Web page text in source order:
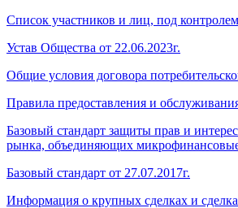
Список участников и лиц, под
Устав Общества от 22.06.2023г.
Общие условия договора
Правила предоставления и
Базовый стандарт защиты прав и
рынка, объединяющих микрофинансовые
Базовый стандарт от 27.07.2017г.
Информация о крупных сделках и